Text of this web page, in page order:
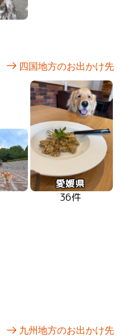
四国地方のお出かけ先
愛媛県
36件
九州地方のお出かけ先